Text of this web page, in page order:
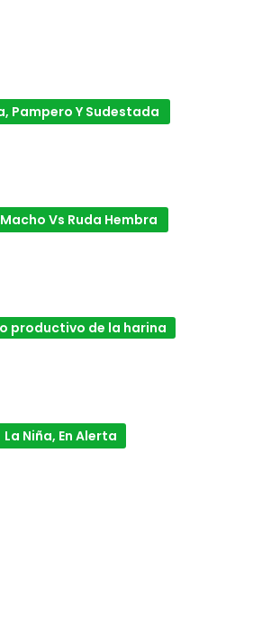
Pampero Y Sudestada
Vs Ruda Hembra
productivo de la harina
La Niña, En Alerta